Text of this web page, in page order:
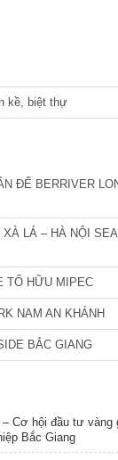
kề, biệt thự
ĐẾ BERRIVER
LÁ – HÀ NỘI
TỐ HỮU MIPEC
NAM AN KHÁNH
BẮC GIANG
Cơ hội đầu tư vàng
Bắc Giang